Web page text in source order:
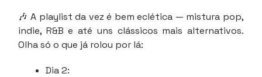
🎶 A playlist da vez é bem eclética — mistura pop,
indie, R&B e até uns clássicos mais alternativos.
Olha só o que já rolou por lá:
Dia 2: